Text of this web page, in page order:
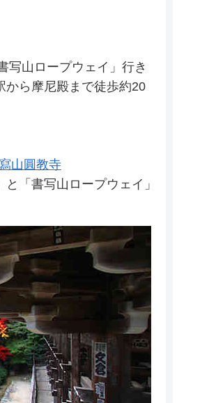
写山ロープウェイ」行き
から摩尼殿まで徒歩約20
山圓教寺
「書写山ロープウェイ」